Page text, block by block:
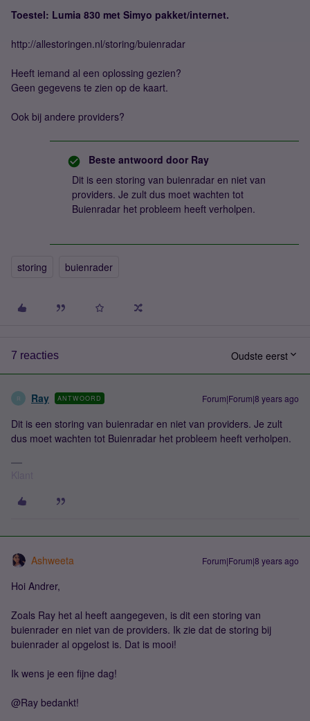
Toestel: Lumia 830 met Simyo pakket/internet.
http://allestoringen.nl/storing/buienradar
Heeft iemand al een oplossing gezien?
Geen gegevens te zien op de kaart.
Ook bij andere providers?
Beste antwoord door Ray
Dit is een storing van buienradar en niet van
providers. Je zult dus moet wachten tot
Buienradar het probleem heeft verholpen.
storing buienrader
7 reacties Oudste eerst
R Ray ANTWOORD Forum|Forum|8 years ago
Dit is een storing van buienradar en niet van providers. Je zult
dus moet wachten tot Buienradar het probleem heeft verholpen.
Ashweeta Forum|Forum|8 years ago
Hoi Andrer,
Zoals Ray het al heeft aangegeven, is dit een storing van
buienrader en niet van de providers. Ik zie dat de storing bij
buienrader al opgelost is. Dat is mooi!
Ik wens je een fijne dag!
@Ray bedankt!